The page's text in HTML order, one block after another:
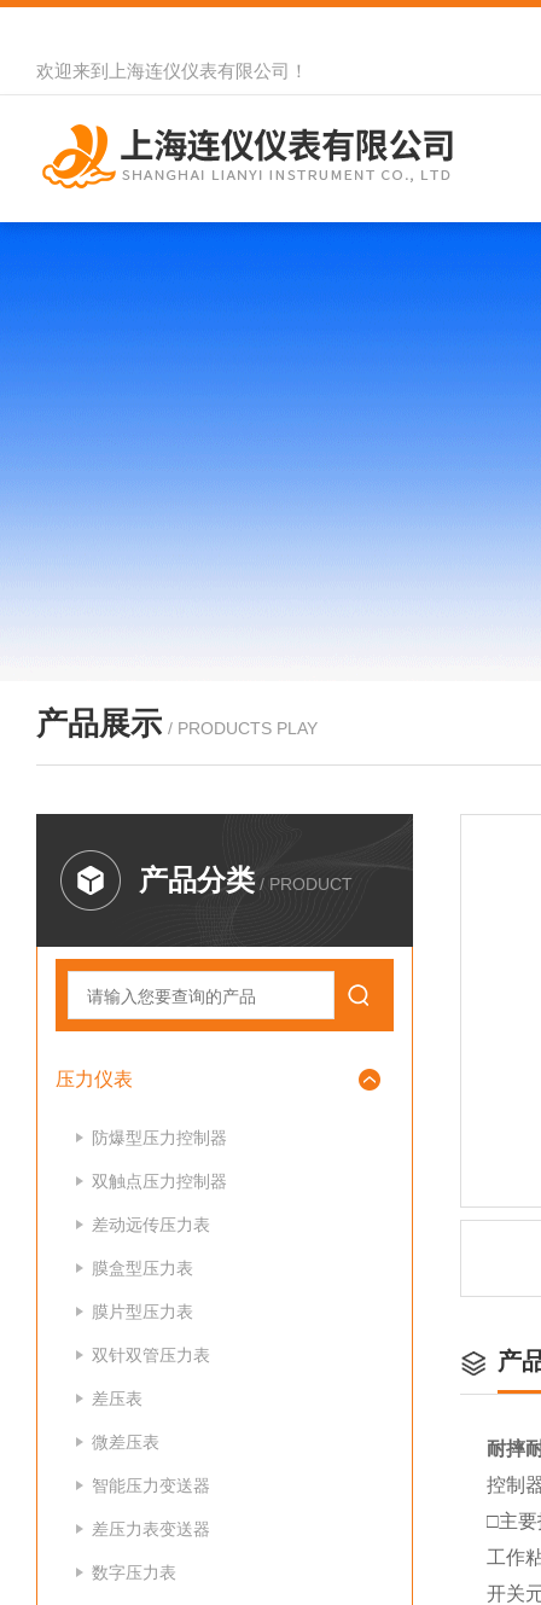
欢迎来到 上海连仪仪表有限公司 ！
产品展示 / PRODUCTS PLAY
产品分类 / PRODUCT
压力仪表
防爆型压力控制器
双触点压力控制器
差动远传压力表
膜盒型压力表
膜片型压力表
双针双管压力表
差压表
微差压表
智能压力变送器
差压力表变送器
数字压力表
产
耐摔
控制
□主要
工作
开关